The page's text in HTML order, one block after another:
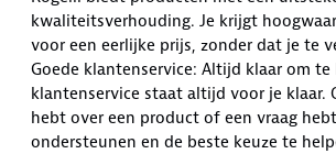
kwaliteitsverhouding. Je krijgt
voor een eerlijke prijs, zonder dat je te
Goede klantenservice: Altijd klaar om te
klantenservice staat altijd voor je klaar.
hebt over een product of een vraag
ondersteunen en de beste keuze te